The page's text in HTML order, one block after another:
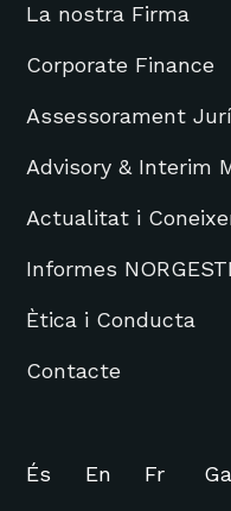
La nostra Firma
Corporate Finance
Assessorament
Advisory & Interim
Actualitat i
Informes
Ètica i Conducta
Contacte
És En Fr